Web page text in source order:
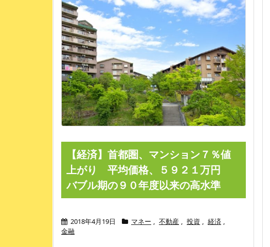
【経済】首都圏、マンション７％値
上がり 平均価格、５９２１万円
バブル期の９０年度以来の高水準
2018年4月19日 マネー , 不動産 , 投資 , 経済 ,
金融